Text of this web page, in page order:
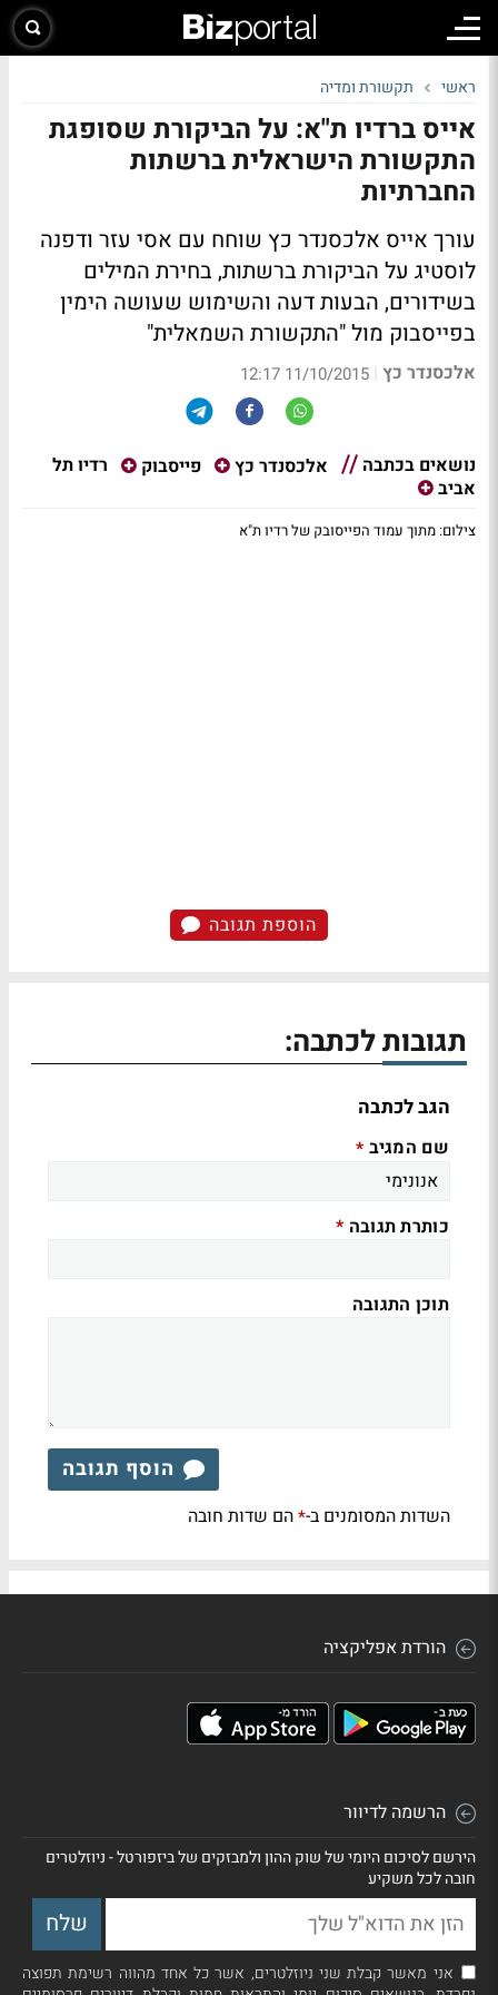
ראשי תקשורת ומדיה
אייס ברדיו ת"א: על הביקורת שסופגת
התקשורת הישראלית ברשתות
החברתיות
עורך אייס אלכסנדר כץ שוחח עם אסי עזר ודפנה
לוסטיג על הביקורת ברשתות, בחירת המילים
בשידורים, הבעות דעה והשימוש שעושה הימין
בפייסבוק מול "התקשורת השמאלית"
אלכסנדר כץ |
11/10/2015 12:17
נושאים בכתבה אלכסנדר כץ פייסבוק
רדיו תל
אביב
צילום: מתוך עמוד הפייסובק של רדיו ת"א
הוספת תגובה
תגובות לכתבה:
הגב לכתבה
שם המגיב *
כותרת תגובה *
תוכן התגובה
הוסף תגובה
השדות המסומנים ב-*הם שדות חובה
הורדת אפליקציה
הרשמה לדיוור
הירשם לסיכום היומי של שוק ההון ולמבזקים של ביזפורטל - ניוזלטרים
חובה לכל משקיע
אני מאשר קבלת שני ניוזלטרים, אשר כל אחד מהווה רשימת תפוצה